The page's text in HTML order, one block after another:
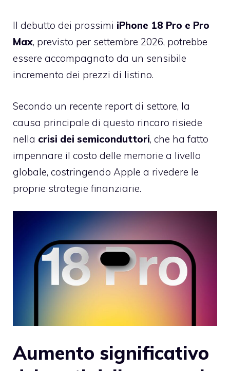
Il debutto dei prossimi iPhone 18 Pro e Pro
Max, previsto per settembre 2026, potrebbe
essere accompagnato da un sensibile
incremento dei prezzi di listino.
Secondo un recente report di settore, la
causa principale di questo rincaro risiede
nella crisi dei semiconduttori, che ha fatto
impennare il costo delle memorie a livello
globale, costringendo Apple a rivedere le
proprie strategie finanziarie.
Aumento significativo